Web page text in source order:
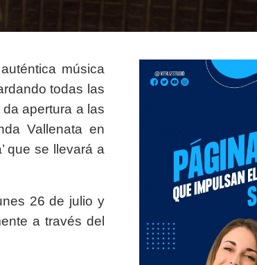
música
todas las
apertura a las
Vallenata en
que se llevará a
26 de julio y
a través del